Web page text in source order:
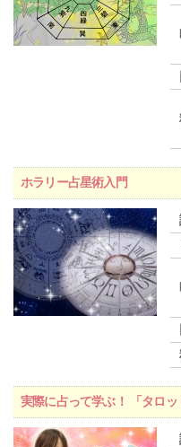
ホラリー占星術入門
実際に占って学ぶ！ 「タロッ